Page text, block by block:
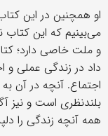
او همچنین در این
می‌بینیم که این
و ملت خاصی دارد؛
داد در زندگی عملی و
اجتماع. آنچه در آن
بلندنظری است و نیز
همه آنچه زندگی را